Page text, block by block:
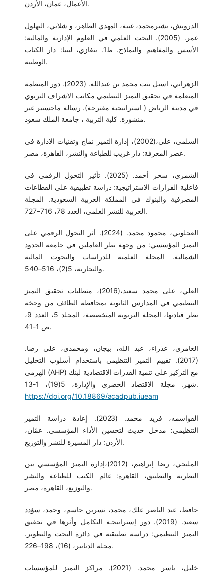
الأعمال، عمان، الأردن.
الدرويش، بشيرمحمد، غنية، المهدي الطاهر، و شلابي، البهلول
عمر. (2005). البحث العلمي في العلوم الإدارية والمالية:
الأسس والمفاهيم والنماذج. ط1. بنغازي، ليبيا: دار الكتاب
الوطنية.
الزهراني، اسيل بنت محمد بن عبدالله. (2023). دور المنظمة
المتعلمة في تحقيق التميز التنظيمي مكاتب الاشراف التربوي
في مدينة الرياض ( استراتيجية مقترحة). رسالة ماجستير غير
منشورة. كلية التربية ، جامعة الملك سعود.
السلمي، على،(2002)، إدارة التميز نماج وتقنيات الادارة في
عصر المعرفة: دار غريب للطباعة والنشر، القاهرة، مصر.
الشمري، سحر أحمد. (2025). تأثير التحول الرقمي في
فاعلية القرارات الاستراتيجية: دراسة تطبيقية على القطاعات
المصرفية والبنوك في المملكة العربية السعودية. المجلة
العربية للنشر العلمي، العدد 78، 716–727.
العجلوني، محمود محمد. (2024). أثر التحول الرقمي على
التميز المؤسسي: من وجهة نظر العاملين في جامعة الحدود
الشمالية. المجلة العلمية للدراسات والبحوث المالية
والتجارية، 5(2)، 516–540.
العلي، على محمد سعيد،(2016)، متطلبات تحقيق التميز
التنظيمي في المدارس الثانوية بمحافظة الطائف من وجخة
نظر قيادتها، المجلة التربوية المتخصصة، المجلد 5، العدد 9،
ص 1-41.
الغامري، عذراء، عبد الله، بيجان، ومحمدي، علي رضا.
(2017). تقييم التميز التنظيمي باستخدام أسلوب التحليل
الهرمي (AHP) مع التركيز على تنمية القدرات الاقتصادية لبنك
شهر. مجلة الاقتصاد الحضري والإدارة، 5(19)، 1-13.
https://doi.org/10.18869/acadpub.iueam
القواسمه، فريد محمد. (2023). إعادة دراسة التميز
التنظيمي: مدخل حديث لتحسين الأداء المؤسسي. عمّان،
الأردن: دار المسيرة للنشر والتوزيع.
المليحي، رضا إبراهيم، (2012)،إدارة التميز المؤسسي بين
النظرية والتطبيق، القاهرة: عالم الكتب للطباعة والنشر
والتوزيع، القاهرة، مصر.
حافظ، عبد الناصر علك، محمد، نسرين جاسم، وحمد، سؤدد
سعيد. (2019). دور إستراتيجية التكامل وأثرها في تحقيق
التميز التنظيمي: دراسة تطبيقية في دائرة البحث والتطوير.
مجلة الدنانير، (16)، 198–226.
خليل، ياسر محمد. (2021). مراكز التميز للمؤسسات